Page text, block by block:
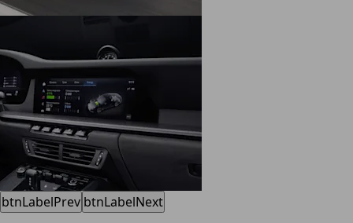
btnLabelPrev btnLabelNext